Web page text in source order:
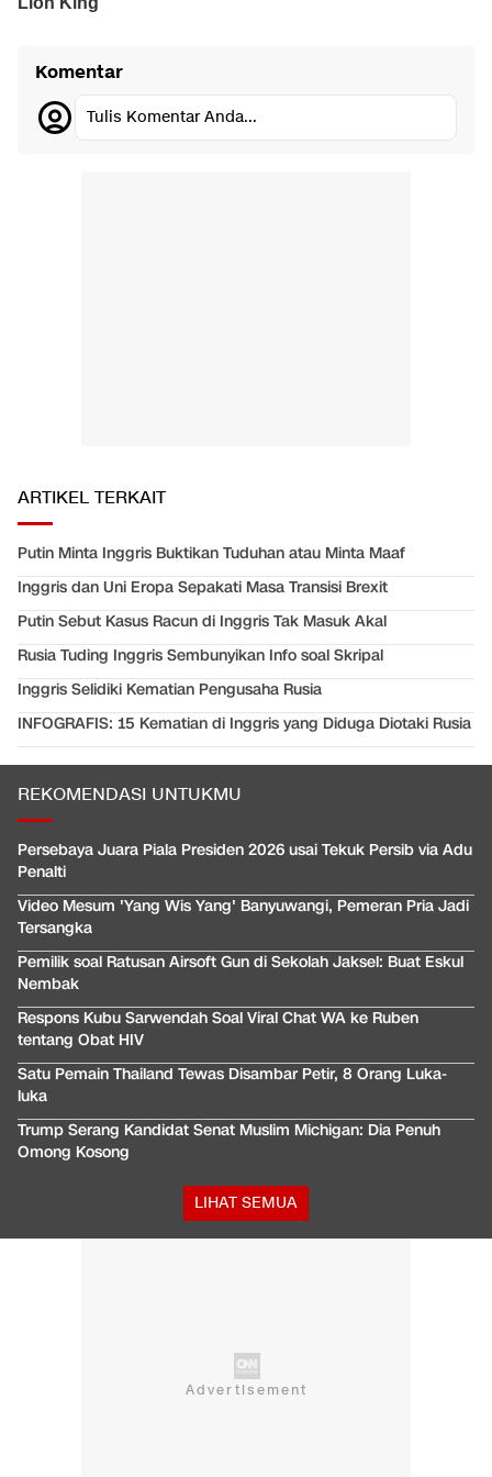
Komentar
Tulis Komentar Anda...
ARTIKEL TERKAIT
Putin Minta Inggris Buktikan Tuduhan atau Minta Maaf
Inggris dan Uni Eropa Sepakati Masa Transisi Brexit
Putin Sebut Kasus Racun di Inggris Tak Masuk Akal
Rusia Tuding Inggris Sembunyikan Info soal Skripal
Inggris Selidiki Kematian Pengusaha Rusia
INFOGRAFIS: 15 Kematian di Inggris yang Diduga Diotaki Rusia
REKOMENDASI UNTUKMU
Persebaya Juara Piala Presiden 2026 usai Tekuk Persib via Adu
Penalti
Video Mesum 'Yang Wis Yang' Banyuwangi, Pemeran Pria Jadi
Tersangka
Pemilik soal Ratusan Airsoft Gun di Sekolah Jaksel: Buat Eskul
Nembak
Respons Kubu Sarwendah Soal Viral Chat WA ke Ruben
tentang Obat HIV
Satu Pemain Thailand Tewas Disambar Petir, 8 Orang Luka-
luka
Trump Serang Kandidat Senat Muslim Michigan: Dia Penuh
Omong Kosong
LIHAT SEMUA